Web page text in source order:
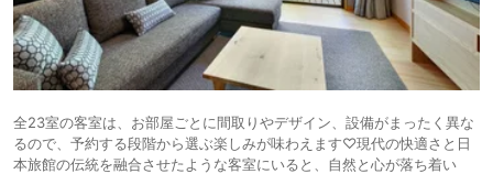
全23室の客室は、お部屋ごとに間取りやデザイン、設備がまったく異な
るので、予約する段階から選ぶ楽しみが味わえます♡現代の快適さと日
本旅館の伝統を融合させたような客室にいると、自然と心が落ち着い